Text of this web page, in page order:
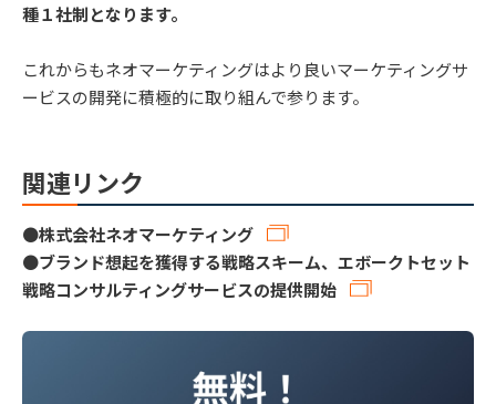
種１社制となります。
これからもネオマーケティングはより良いマーケティングサ
ービスの開発に積極的に取り組んで参ります。
関連リンク
●株式会社ネオマーケティング
●ブランド想起を獲得する戦略スキーム、エボークトセット
戦略コンサルティングサービスの提供開始